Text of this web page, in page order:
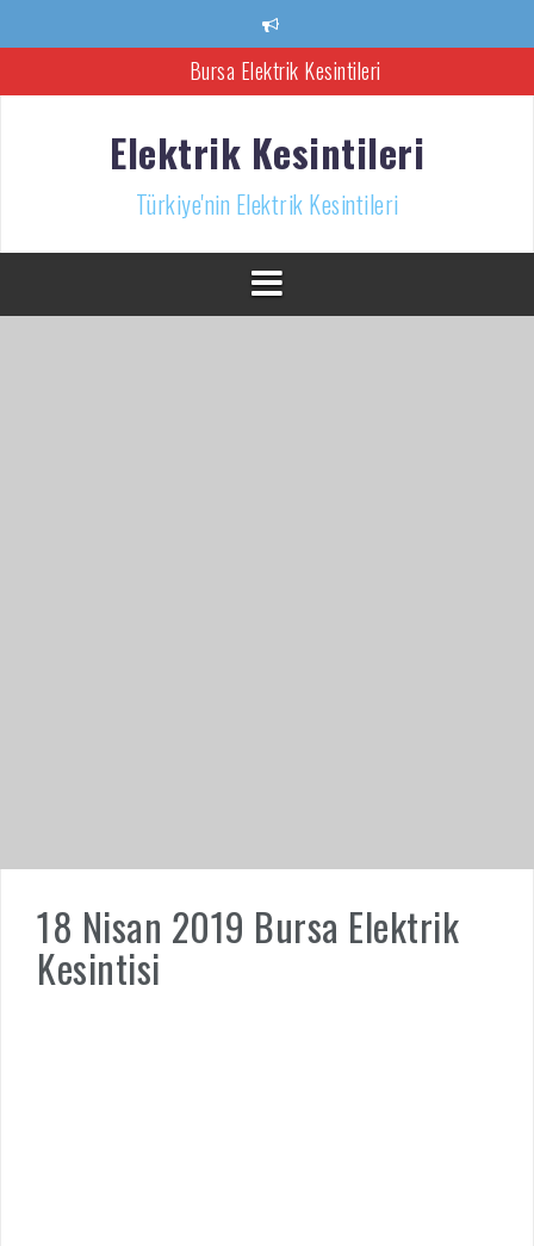
Bursa Elektrik Kesintileri
Türkiye’nin Elektrik Kesintileri Haber Kaynağı
İzmir Elektrik Kesintisi
Elektrik Kesintileri
Türkiye'nin Elektrik Kesintileri
18 Nisan 2019 Bursa Elektrik
Kesintisi